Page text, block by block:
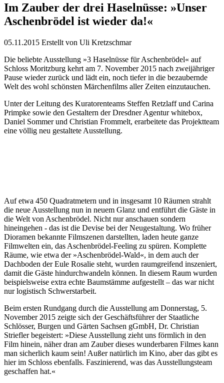
Im Zauber der drei Haselnüsse: »Unser
Aschenbrödel ist wieder da!«
05.11.2015 Erstellt von Uli Kretzschmar
Die beliebte Ausstellung »3 Haselnüsse für Aschenbrödel« auf
Schloss Moritzburg kehrt am 7. November 2015 nach zweijähriger
Pause wieder zurück und lädt ein, noch tiefer in die bezaubernde
Welt des wohl schönsten Märchenfilms aller Zeiten einzutauchen.
Unter der Leitung des Kuratorenteams Steffen Retzlaff und Carina
Primpke sowie den Gestaltern der Dresdner Agentur whitebox,
Daniel Sommer und Christian Frommelt, erarbeitete das Projektteam
eine völlig neu gestaltete Ausstellung.
Auf etwa 450 Quadratmetern und in insgesamt 10 Räumen strahlt
die neue Ausstellung nun in neuem Glanz und entführt die Gäste in
die Welt von Aschenbrödel. Nicht nur anschauen sondern
hineingehen - das ist die Devise bei der Neugestaltung. Wo früher
Dioramen bekannte Filmszenen darstellten, laden heute ganze
Filmwelten ein, das Aschenbrödel-Feeling zu spüren. Komplette
Räume, wie etwa der »Aschenbrödel-Wald«, in dem auch der
Dachboden der Eule Rosalie steht, wurden raumgreifend inszeniert,
damit die Gäste hindurchwandeln können. In diesem Raum wurden
beispielsweise extra echte Baumstämme aufgestellt – das war nicht
nur logistisch Schwerstarbeit.
Beim ersten Rundgang durch die Ausstellung am Donnerstag, 5.
November 2015 zeigte sich der Geschäftsführer der Staatliche
Schlösser, Burgen und Gärten Sachsen gGmbH, Dr. Christian
Striefler begeistert: »Diese Ausstellung zieht uns förmlich in den
Film hinein, näher dran am Zauber dieses wunderbaren Filmes kann
man sicherlich kaum sein! Außer natürlich im Kino, aber das gibt es
hier im Schloss ebenfalls. Faszinierend, was das Ausstellungsteam
geschaffen hat.«